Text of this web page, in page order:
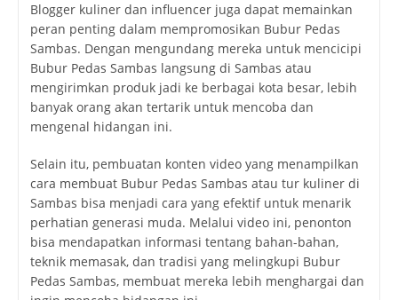
Blogger kuliner dan influencer juga dapat memainkan
peran penting dalam mempromosikan Bubur Pedas
Sambas. Dengan mengundang mereka untuk mencicipi
Bubur Pedas Sambas langsung di Sambas atau
mengirimkan produk jadi ke berbagai kota besar, lebih
banyak orang akan tertarik untuk mencoba dan
mengenal hidangan ini.
Selain itu, pembuatan konten video yang menampilkan
cara membuat Bubur Pedas Sambas atau tur kuliner di
Sambas bisa menjadi cara yang efektif untuk menarik
perhatian generasi muda. Melalui video ini, penonton
bisa mendapatkan informasi tentang bahan-bahan,
teknik memasak, dan tradisi yang melingkupi Bubur
Pedas Sambas, membuat mereka lebih menghargai dan